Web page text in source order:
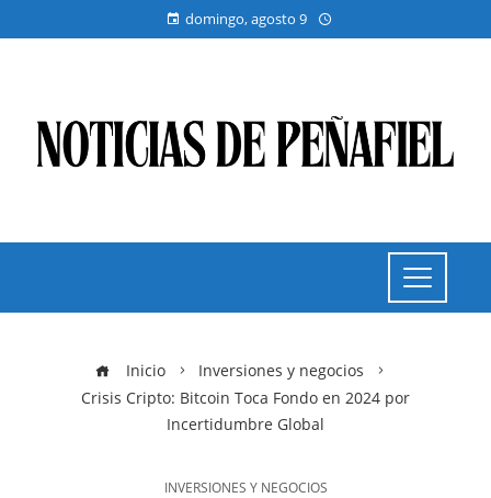
domingo, agosto 9
Inicio
Inversiones y negocios
Crisis Cripto: Bitcoin Toca Fondo en 2024 por
Incertidumbre Global
INVERSIONES Y NEGOCIOS